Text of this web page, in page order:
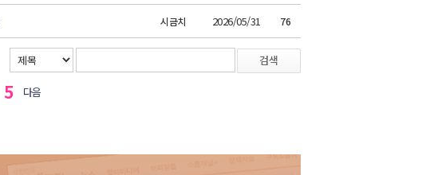
시금치 2026/05/31 76
검색
5 다음